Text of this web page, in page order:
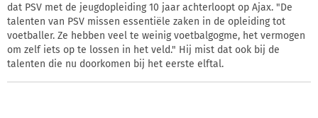
dat PSV met de jeugdopleiding 10 jaar achterloopt op Ajax. "De
talenten van PSV missen essentiële zaken in de opleiding tot
voetballer. Ze hebben veel te weinig voetbalgogme, het vermogen
om zelf iets op te lossen in het veld." Hij mist dat ook bij de
talenten die nu doorkomen bij het eerste elftal.